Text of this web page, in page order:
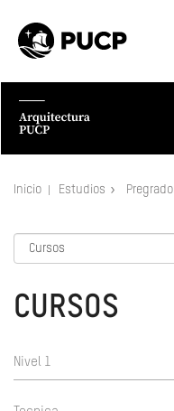
Inicio Estudios Pregrado
CURSOS
Nivel 1